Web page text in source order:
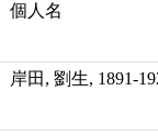
個人名
岸田, 劉生, 1891-